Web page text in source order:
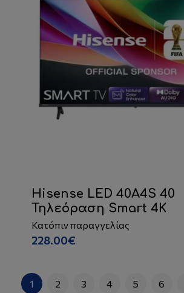
Hisense LED 40A4S 40
Τηλεόραση Smart 4K
Κατόπιν παραγγελίας
228.00€
1 2 3 4 5 6